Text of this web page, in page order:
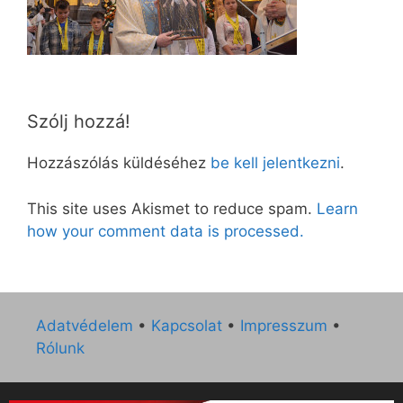
Szólj hozzá!
Hozzászólás küldéséhez be kell jelentkezni.
This site uses Akismet to reduce spam. Learn
how your comment data is processed.
Adatvédelem • Kapcsolat • Impresszum •
Rólunk